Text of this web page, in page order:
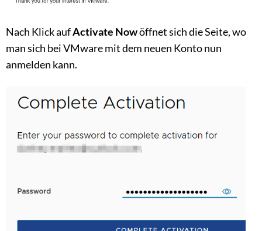
Nach Klick aufActivate Nowöffnet sich die Seite, wo
man sich bei VMware mit dem neuen Konto nun
anmelden kann.